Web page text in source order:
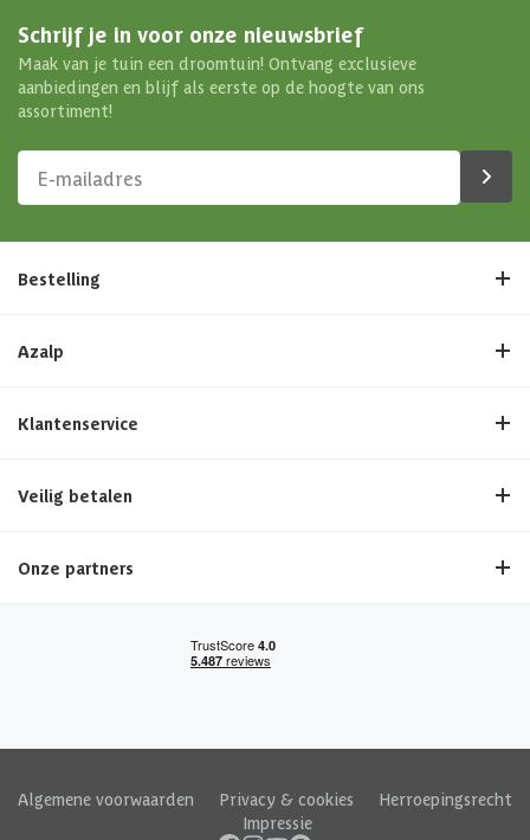
Schrijf je in voor onze nieuwsbrief
Maak van je tuin een droomtuin! Ontvang exclusieve
aanbiedingen en blijf als eerste op de hoogte van ons
assortiment!
Bestelling
Azalp
Klantenservice
Veilig betalen
Onze partners
Algemene voorwaarden Privacy & cookies
Herroepingsrecht
Impressie